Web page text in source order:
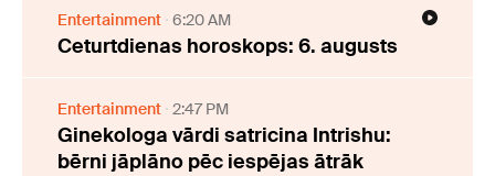
Entertainment 6:20 AM
Ceturtdienas horoskops: 6. augusts
Entertainment 2:47 PM
Ginekologa vārdi satricina Intrishu:
bērni jāplāno pēc iespējas ātrāk